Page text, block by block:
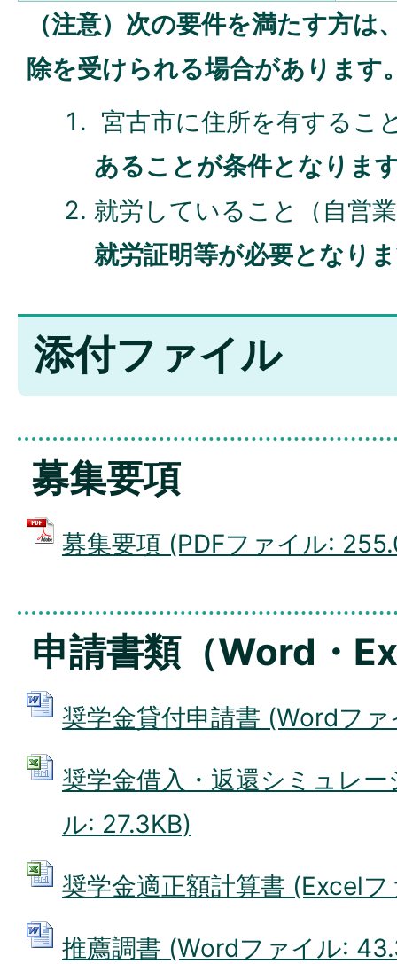
（注意）次の要件を満たす方は
除を受けられる場合があります
宮古市に住所を有するこ
あることが条件となりま
就労していること（自営
就労証明等が必要となり
添付ファイル
募集要項
募集要項 (PDFファイル:
申請書類（Word・
奨学金貸付申請書 (Wordフ
奨学金借入・返還シミュレ
ル: 27.3KB)
奨学金適正額計算書 (Excel
推薦調書 (Wordファイル: